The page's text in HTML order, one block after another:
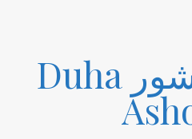
ضحى عاشور Duha